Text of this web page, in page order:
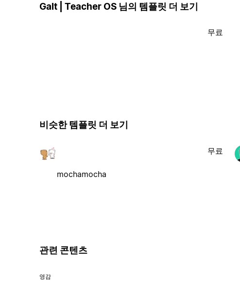
Galt | Teacher OS 님의 템플릿 더 보기
무료
비슷한 템플릿 더 보기
mochamocha
무료
관련 콘텐츠
영감